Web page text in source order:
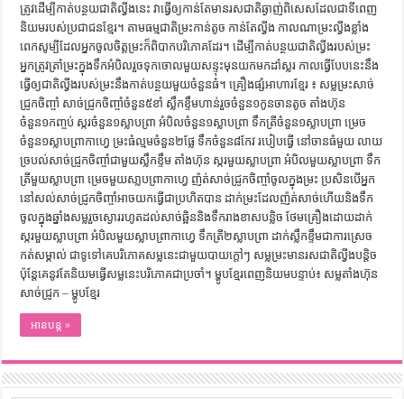
ត្រូវដើម្បីកាត់បន្ថយជាតិល្វីងនេះ វាធ្វើឲ្យកាន់តែមានរសជាតិឆ្ងាញ់ពិសេសដែលជាទីពេញ
និយមរបស់ប្រជាជនខ្មែរ។ តាមធម្មជាតិម្រះកាន់តូច កាន់តែល្វីង កាលណាម្រះល្វីងខ្លាំង
ពេកសូម្បីដែលអ្នកចូលចិត្តម្រះក៏ពិបាកបរិភោគដែរ។ ដើម្បីកាត់បន្ថយជាតិល្វីងរបស់ម្រះ
អ្នកត្រូវត្រាំម្រះក្នុងទឹកអំបិលរួចទុកចោលមួយសន្ទុះមុនយកមកដាំស្លរ កាលធ្វើបែបនេះនឹង
ធ្វើឲ្យជាតិល្វីងរបស់ម្រះនឹងកាត់បន្ថយមួយចំនួនធំ។ គ្រឿងផ្សំអាហារខ្មែរ ៖ សម្លម្រះសាច់
ជ្រូកចិញ្ចាំ សាច់ជ្រូកចិញ្ចាំចំនួន៥ខាំ ស្លឹកខ្ទឹមហាន់រួចចំនួន១កូនចានតូច តាំងហ៊ុន
ចំនួន១កញ្ចប់ ស្ករចំនួន១ស្លាបព្រា អំបិលចំនួន១ស្លាបព្រា ទឹកត្រីចំនួន១ស្លាបព្រា ម្រេច
ចំនួន១ស្លាបព្រាកាហ្វេ ម្រះធំល្មមចំនួន២ផ្លែ ទឹកចំនួន៨កែវ របៀបធ្វើ នៅចានធំមួយ លាយ
ច្របល់សាច់ជ្រូកចិញ្ចាំជាមួយស្លឹកខ្ទឹម តាំងហ៊ុន ស្ករមួយស្លាបព្រា​ អំបិលមួយស្លាបព្រា ទឹក
ត្រីមួយស្លាបព្រា ម្រេចមួយសា្លបព្រាកាហ្វេ ញ៉ត់សាច់ជ្រូកចិញ្ចាំចូលក្នុងម្រះ ប្រសិនបើអ្នក
នៅសល់សាច់ជ្រូកចិញ្ចាំអាចយកធ្វើជាប្រហិតបាន ដាក់ម្រះដែលញ៉ត់សាច់ហើយនិងទឹក
ចូលក្នុងឆ្នាំងសម្លរួចស្ងោររហូតដល់សាច់ឆ្អិននិងទឹករាងខាសបន្លិច ថែមគ្រឿងដោយដាក់
ស្ករមួយស្លាបព្រា អំបិលមួយស្លាបព្រាកាហ្វេ ទឹកត្រី២ស្លាបព្រា ដាក់ស្លឹកខ្ទឹមជាការស្រេច
កត់សម្គាល់ ជាទូទៅគេបរិភោគសម្លនេះជាមួយបាយក្តៅៗ សម្លម្រះមានរសជាតិល្វីងបន្តិច
ប៉ុន្តែគេនូវតែនិយមធ្វើសម្លនេះបរិភោគជាប្រចាំ។ ម្ហូបខ្មែរពេញនិយមបន្ទាប់៖ សម្លតាំងហ៊ុន
សាច់ជ្រូក – ម្ហូបខ្មែរ
អានបន្ត »